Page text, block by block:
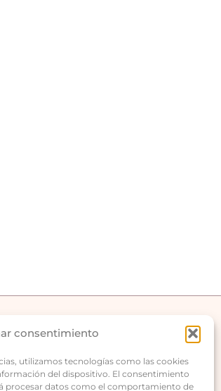
consentimiento
utilizamos tecnologías como las cookies
del dispositivo. El consentimiento
procesar datos como el comportamiento de